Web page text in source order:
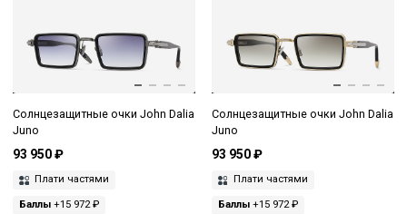
Солнцезащитные очки John Dalia
Juno
93 950 ₽
Плати частями
Баллы +15 972 ₽
Солнцезащитные очки John Dalia
Juno
93 950 ₽
Плати частями
Баллы+15 972 ₽